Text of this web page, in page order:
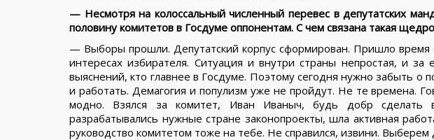
— Несмотря на колоссальный численный перевес в депутатских
половину комитетов в Госдуме оппонентам. С чем связана такая
— Выборы прошли. Депутатский корпус сформирован. Пришло время
интересах избирателя. Ситуация и внутри страны непростая, и
выяснений, кто главнее в Госдуме. Поэтому сегодня нужно забыть о
и работать. Демагогия и популизм уже не пройдут. Не те времена.
модно. Взялся за комитет, Иван Иваныч, будь добр сделать
разрабатывались нужные стране законопроекты, шла активная
руководство комитетом тоже на тебе. Не справился, извини. Выберем